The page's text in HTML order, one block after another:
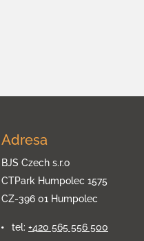
Adresa
BJS Czech s.r.o
CTPark Humpolec 1575
CZ-396 01 Humpolec
tel: +420 565 556 500